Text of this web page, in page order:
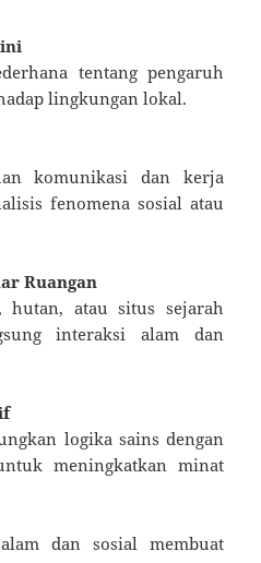
tentang pengaruh
lingkungan lokal.
komunikasi dan kerja
fenomena sosial atau
Ruangan
atau situs sejarah
interaksi alam dan
logika sains dengan
meningkatkan minat
dan sosial membuat